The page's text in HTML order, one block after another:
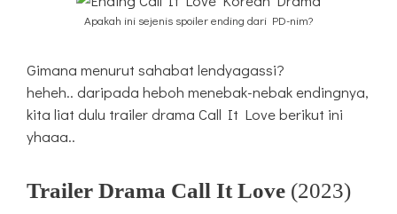
Apakah ini sejenis spoiler ending dari PD-nim?
Gimana menurut sahabat lendyagassi?
heheh.. daripada heboh menebak-nebak endingnya,
kita liat dulu trailer drama Call It Love berikut ini
yhaaa..
Trailer Drama Call It Love (2023)